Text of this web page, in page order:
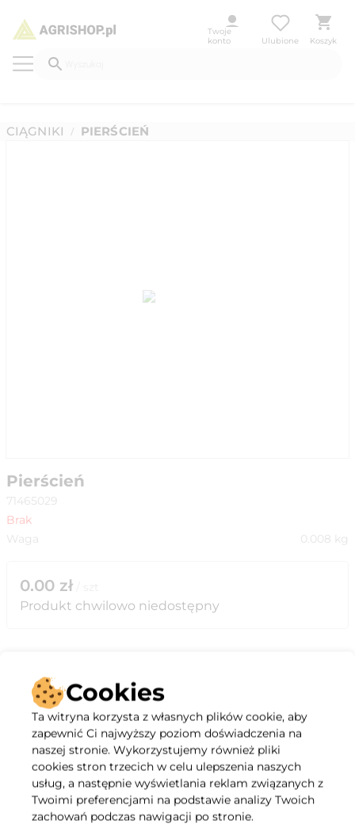
Twoje
konto
Ulubione Koszyk
CIĄGNIKI / PIERŚCIEŃ
Pierścień
71465029
Brak
Waga
0.008 kg
0.00 zł
Produkt chwilowo niedostępny
Opis
Specyfikacja
Polecane
Cookies
Ta witryna korzysta z własnych plików cookie, aby
zapewnić Ci najwyższy poziom doświadczenia na
naszej stronie. Wykorzystujemy również pliki
cookies stron trzecich w celu ulepszenia naszych
usług, a następnie wyświetlania reklam związanych z
Twoimi preferencjami na podstawie analizy Twoich
zachowań podczas nawigacji po stronie.